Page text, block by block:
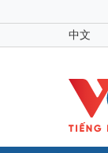
中文